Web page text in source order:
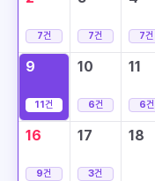
7건 7건 7건
9
11건
10
6건
11
6건
16
9건
17
3건
18